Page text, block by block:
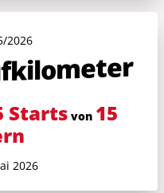
2026
Starts von 15
2026